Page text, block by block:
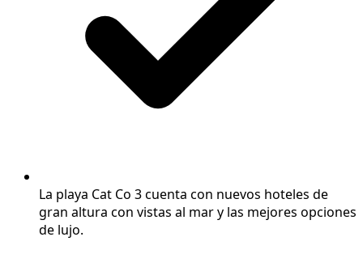
La playa Cat Co 3 cuenta con nuevos hoteles de
gran altura con vistas al mar y las mejores opciones
de lujo.